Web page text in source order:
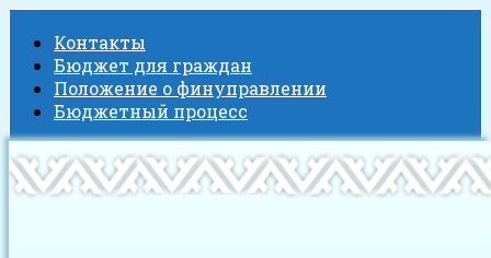
Контакты
Бюджет для граждан
Положение о финуправлении
Бюджетный процесс